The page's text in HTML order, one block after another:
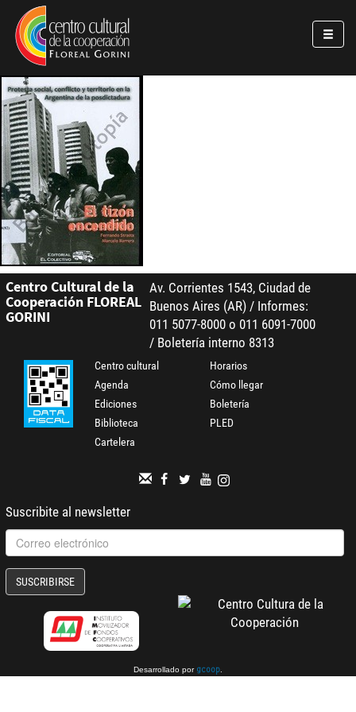
Pasar al contenido principal
Jump to main content
Centro Cultural de la
Cooperación FLOREAL
GORINI
Av. Corrientes 1543, Ciudad de
Buenos Aires (AR) / Informes:
011 5077-8000 o 011 6091-7000
/ Boletería interno 8313
Centro cultural
Agenda
Ediciones
Biblioteca
Cartelera
Horarios
Cómo llegar
Boletería
PLED
Suscribite al newsletter
SUSCRIBIRSE
Desarrollado por gcoop